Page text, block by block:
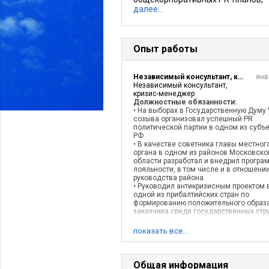
далее…
Опыт работы
Независимый консультант, кризис-менеджер
Независимый консультант,
кризис-менеджер
Должностные обязанности:
• На выборах в Государственную Думу
созыва организовал успешный PR
политической партии в одном из
РФ
• В качестве советника главы
органа в одном из районов
области разработал и внедрил
лояльности, в том числе и в отношении
руководства района
• Руководил антикризисным проектом
одной из прибалтийских стран по
формированию положительного
заказчика среди государственных
• Осуществлял организацию и
• Осуществляю стратегическую
практическое внедрение новых IT
показать все…
Общая информация